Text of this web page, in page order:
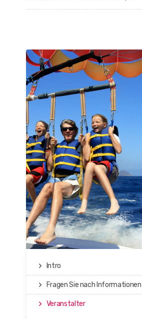
Intro
Fragen Sie nach Informationen
Veranstalter